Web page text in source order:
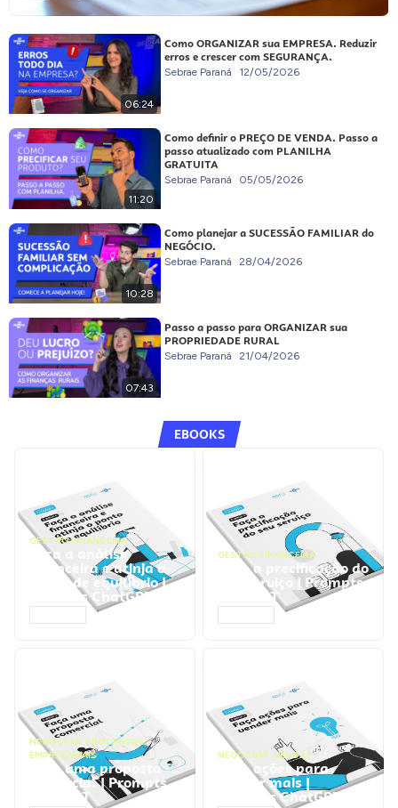
06:24
Como ORGANIZAR sua EMPRESA. Reduzir
erros e crescer com SEGURANÇA.
Sebrae Paraná 12/05/2026
11:20
Como definir o PREÇO DE VENDA. Passo a
passo atualizado com PLANILHA
GRATUITA
Sebrae Paraná 05/05/2026
10:28
Como planejar a SUCESSÃO FAMILIAR do
NEGÓCIO.
Sebrae Paraná 28/04/2026
07:43
Passo a passo para ORGANIZAR sua
PROPRIEDADE RURAL
Sebrae Paraná 21/04/2026
EBOOKS
GESTÃO FINANCEIRA
Faça a análise
financeira e atinja o
ponto de equilíbrio |
Prompts ChatGPT
GESTÃO FINANCEIRA
Faça a precificação do
seu serviço | Prompts
ChatGPT
NEGÓCIOS, PROCESSOS
EMPRESARIAIS
Faça uma proposta
comercial | Prompts
ChatGPT
NEGÓCIOS, VENDAS
Faça ações para
vender mais |
Prompts ChatGPT